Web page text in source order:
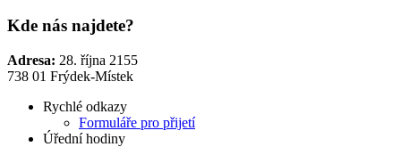
Kde nás najdete?
Adresa: 28. října 2155
738 01 Frýdek-Místek
Rychlé odkazy
Formuláře pro přijetí
Úřední hodiny